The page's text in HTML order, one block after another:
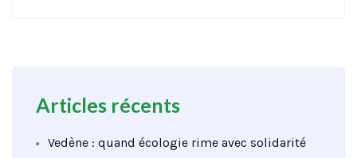
Articles récents
Vedène : quand écologie rime avec solidarité